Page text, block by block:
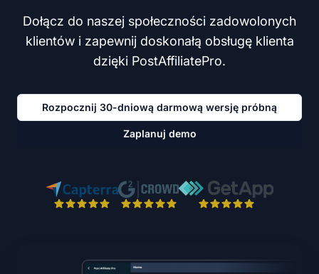
Dołącz do naszej społeczności zadowolonych
klientów i zapewnij doskonałą obsługę klienta
dzięki PostAffiliatePro.
Rozpocznij 30-dniową darmową wersję próbną
Zaplanuj demo